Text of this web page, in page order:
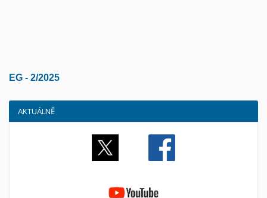
EG - 2/2025
AKTUÁLNĚ